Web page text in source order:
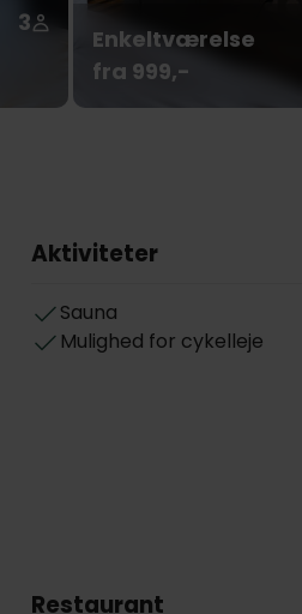
3
Enkeltværelse
fra 999,-
Aktiviteter
Sauna
Mulighed for cykelleje
Restaurant